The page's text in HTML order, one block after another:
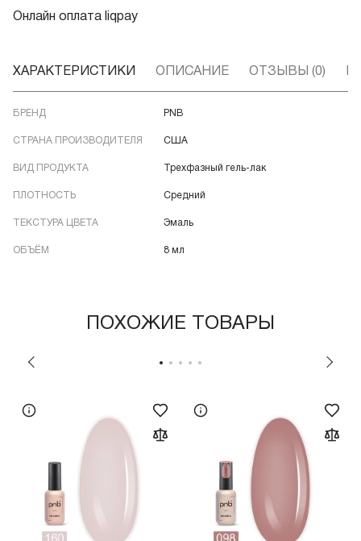
Онлайн оплата liqpay
ХАРАКТЕРИСТИКИ ОПИСАНИЕ ОТЗЫВЫ (0)
БРЕНД PNB
СТРАНА ПРОИЗВОДИТЕЛЯ США
ВИД ПРОДУКТА Трехфазный гель-лак
ПЛОТНОСТЬ Средний
ТЕКСТУРА ЦВЕТА Эмаль
ОБЪЁМ 8 мл
ПОХОЖИЕ ТОВАРЫ